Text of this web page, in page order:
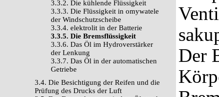
3.3.2. Die kühlende Flüssigkeit
3.3.3. Die Flüssigkeit in omywatele
der Windschutzscheibe
3.3.4. elektrolit in der Batterie
3.3.5. Die Bremsflüssigkeit
3.3.6. Das Öl im Hydroverstärker
der Lenkung
3.3.7. Das Öl in der automatischen
Getriebe
3.4. Die Besichtigung der Reifen und die
Prüfung des Drucks der Luft
Der